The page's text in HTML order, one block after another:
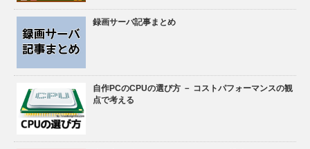
録画サーバ記事まとめ
自作PCのCPUの選び方 － コストパフォーマンスの観
点で考える